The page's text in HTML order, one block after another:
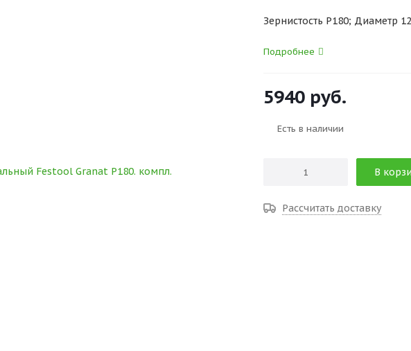
Зернистость P180; Диаметр
Подробнее
5940 руб.
Есть в наличии
В
Рассчитать доставку